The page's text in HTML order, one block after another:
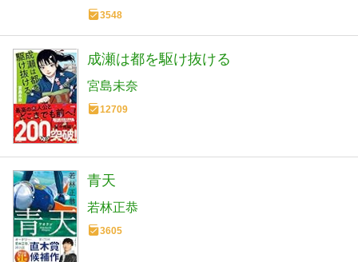
3548
成瀬は都を駆け抜ける
宮島未奈
12709
青天
若林正恭
3605